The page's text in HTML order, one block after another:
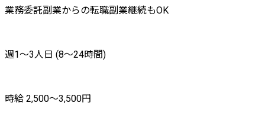
業務委託副業からの転職副業継続もOK
週1〜3人日 (8〜24時間)
時給 2,500〜3,500円